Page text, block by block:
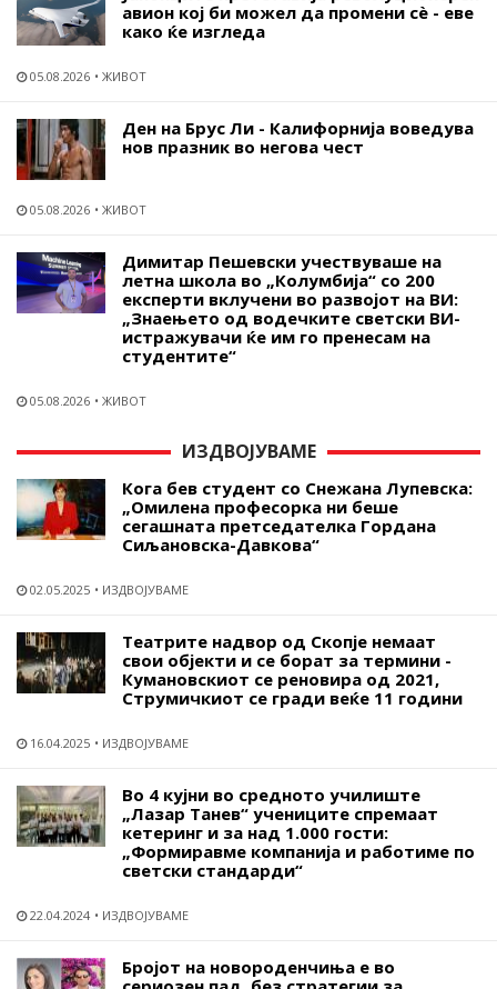
авион кој би можел да промени сѐ - еве
како ќе изгледа
05.08.2026 ЖИВОТ
Ден на Брус Ли - Калифорнија воведува
нов празник во негова чест
05.08.2026 ЖИВОТ
Димитар Пешевски учествуваше на
летна школа во „Колумбија“ со 200
експерти вклучени во развојот на ВИ:
„Знаењето од водечките светски ВИ-
истражувачи ќе им го пренесам на
студентите“
05.08.2026 ЖИВОТ
ИЗДВОЈУВАМЕ
Кога бев студент со Снежана Лупевска:
„Омилена професорка ни беше
сегашната претседателка Гордана
Сиљановска-Давкова“
02.05.2025 ИЗДВОЈУВАМЕ
Театрите надвор од Скопје немаат
свои објекти и се борат за термини -
Кумановскиот се реновира од 2021,
Струмичкиот се гради веќе 11 години
16.04.2025 ИЗДВОЈУВАМЕ
Во 4 кујни во средното училиште
„Лазар Танев“ учениците спремаат
кетеринг и за над 1.000 гости:
„Формиравме компанија и работиме по
светски стандарди“
22.04.2024 ИЗДВОЈУВАМЕ
Бројот на новороденчиња е во